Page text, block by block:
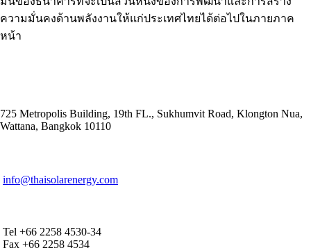
ความมั่นคงด้านพลังงานให้แก่ประเทศไทยได้ต่อไปในภายภาค
หน้า
725 Metropolis Building, 19th FL., Sukhumvit Road, Klongton Nua,
Wattana, Bangkok 10110
info@thaisolarenergy.com
Tel +66 2258 4530-34
Fax +66 2258 4534